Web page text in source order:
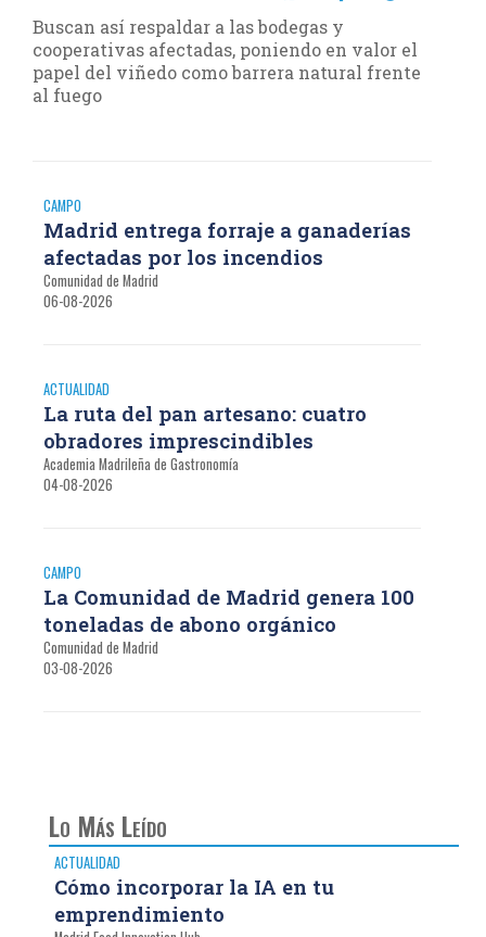
Buscan así respaldar a las bodegas y
cooperativas afectadas, poniendo en valor el
papel del viñedo como barrera natural frente
al fuego
CAMPO
Madrid entrega forraje a ganaderías
afectadas por los incendios
Comunidad de Madrid
06-08-2026
ACTUALIDAD
La ruta del pan artesano: cuatro
obradores imprescindibles
Academia Madrileña de Gastronomía
04-08-2026
CAMPO
La Comunidad de Madrid genera 100
toneladas de abono orgánico
Comunidad de Madrid
03-08-2026
Lo Más Leído
ACTUALIDAD
Cómo incorporar la IA en tu
emprendimiento